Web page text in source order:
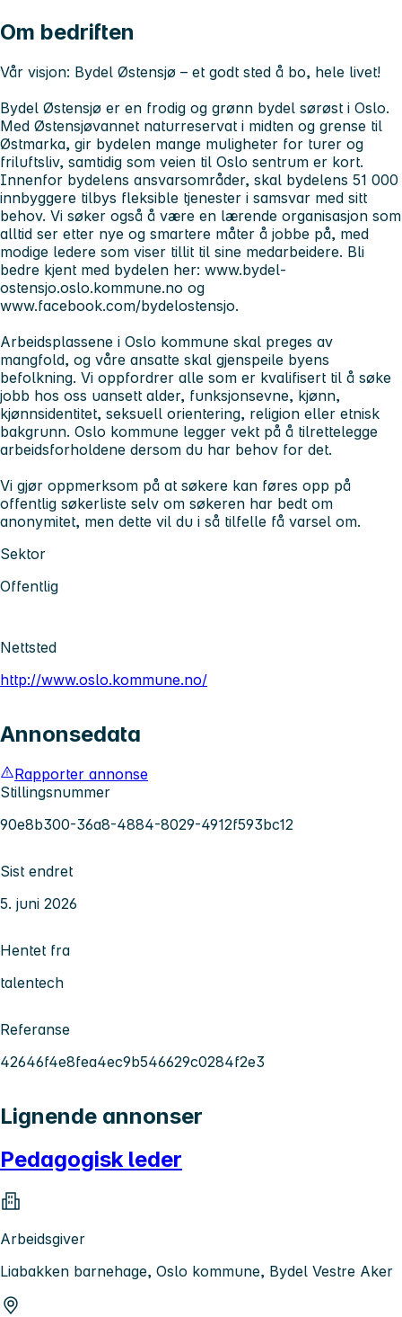
Om bedriften
Vår visjon: Bydel Østensjø – et godt sted å bo, hele livet!
Bydel Østensjø er en frodig og grønn bydel sørøst i Oslo.
Med Østensjøvannet naturreservat i midten og grense til
Østmarka, gir bydelen mange muligheter for turer og
friluftsliv, samtidig som veien til Oslo sentrum er kort.
Innenfor bydelens ansvarsområder, skal bydelens 51 000
innbyggere tilbys fleksible tjenester i samsvar med sitt
behov. Vi søker også å være en lærende organisasjon som
alltid ser etter nye og smartere måter å jobbe på, med
modige ledere som viser tillit til sine medarbeidere. Bli
bedre kjent med bydelen her: www.bydel-
ostensjo.oslo.kommune.no og
www.facebook.com/bydelostensjo.
Arbeidsplassene i Oslo kommune skal preges av
mangfold, og våre ansatte skal gjenspeile byens
befolkning. Vi oppfordrer alle som er kvalifisert til å søke
jobb hos oss uansett alder, funksjonsevne, kjønn,
kjønnsidentitet, seksuell orientering, religion eller etnisk
bakgrunn. Oslo kommune legger vekt på å tilrettelegge
arbeidsforholdene dersom du har behov for det.
Vi gjør oppmerksom på at søkere kan føres opp på
offentlig søkerliste selv om søkeren har bedt om
anonymitet, men dette vil du i så tilfelle få varsel om.
Sektor
Offentlig
Nettsted
http://www.oslo.kommune.no/
Annonsedata
Rapporter annonse
Stillingsnummer
90e8b300-36a8-4884-8029-4912f593bc12
Sist endret
5. juni 2026
Hentet fra
talentech
Referanse
42646f4e8fea4ec9b546629c0284f2e3
Lignende annonser
Pedagogisk leder
Arbeidsgiver
Liabakken barnehage, Oslo kommune, Bydel Vestre Aker